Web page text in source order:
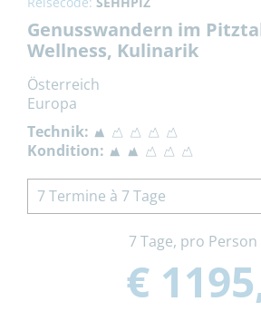
Genusswandern im
Wellness, Kulinarik
Österreich
Europa
Technik:
Kondition:
7 Termine à 7 Tage
7 Tage, pro Person
€